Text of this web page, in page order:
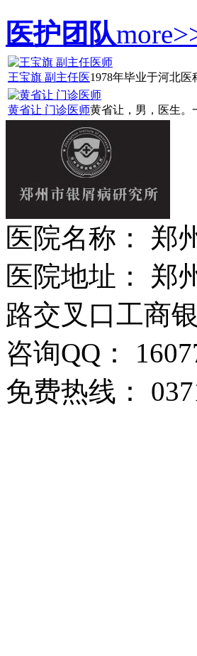
医护团队
王宝旗 副主任医1978年毕业于河北
黄省让 门诊医师黄省让，男，医生。
医院名称： 郑
医院地址： 郑
路交叉口工商银
咨询QQ：
免费热线：